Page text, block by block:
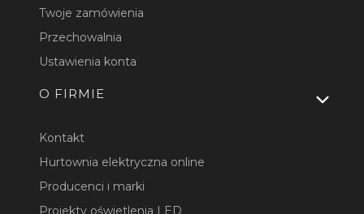
Twoje zamówienia
Przechowalnia
Ustawienia konta
O FIRMIE
Kontakt
Hurtownia elektryczna online
Producenci i marki
Projekty oświetlenia LED